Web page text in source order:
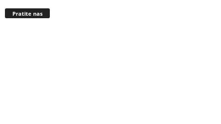
Pratite nas